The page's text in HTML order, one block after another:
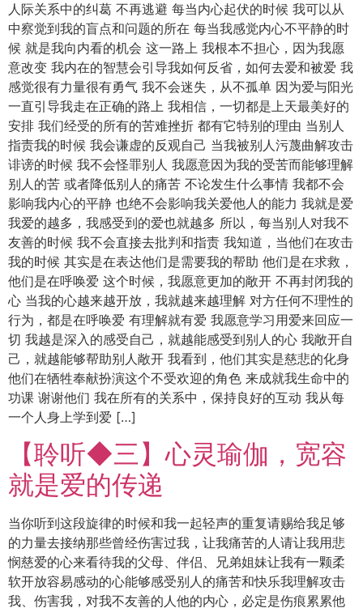
人际关系中的纠葛 不再逃避 每当内心起伏的时候 我可以从
中察觉到我的盲点和问题的所在 每当我感觉内心不平静的时
候 就是我向内看的机会 这一路上 我根本不担心，因为我愿
意改变 我内在的智慧会引导我如何反省，如何去爱和被爱 我
感觉很有力量很有勇气 我不会迷失，从不孤单 因为爱与阳光
一直引导我走在正确的路上 我相信，一切都是上天最美好的
安排 我们经受的所有的苦难挫折 都有它特别的理由 当别人
指责我的时候 我会谦虚的反观自己 当我被别人污蔑曲解攻击
诽谤的时候 我不会怪罪别人 我愿意因为我的受苦而能够理解
别人的苦 或者降低别人的痛苦 不论发生什么事情 我都不会
影响我内心的平静 也绝不会影响我关爱他人的能力 我就是爱
我爱的越多，我感受到的爱也就越多 所以，每当别人对我不
友善的时候 我不会直接去批判和指责 我知道，当他们在攻击
我的时候 其实是在表达他们是需要我的帮助 他们是在求救，
他们是在呼唤爱 这个时候，我愿意更加的敞开 不再封闭我的
心 当我的心越来越开放，我就越来越理解 对方任何不理性的
行为，都是在呼唤爱 有理解就有爱 我愿意学习用爱来回应一
切 我越是深入的感受自己，就越能感受到别人的心 我敞开自
己，就越能够帮助别人敞开 我看到，他们其实是慈悲的化身
他们在牺牲奉献扮演这个不受欢迎的角色 来成就我生命中的
功课 谢谢他们 我在所有的关系中，保持良好的互动 我从每
一个人身上学到爱 […]
【聆听◆三】心灵瑜伽，宽容
就是爱的传递
当你听到这段旋律的时候和我一起轻声的重复请赐给我足够
的力量去接纳那些曾经伤害过我，让我痛苦的人请让我用悲
悯慈爱的心来看待我的父母、伴侣、兄弟姐妹让我有一颗柔
软开放容易感动的心能够感受别人的痛苦和快乐我理解攻击
我、伤害我，对我不友善的人他的内心，必定是伤痕累累他